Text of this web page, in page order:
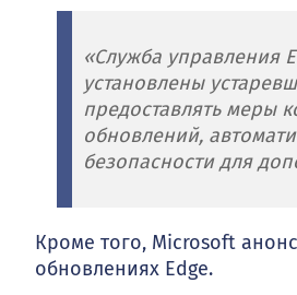
«Служба управления
установлены
предоставлять меры
обновлений,
безопасности для
Кроме того, Microsoft
обновлениях Edge.